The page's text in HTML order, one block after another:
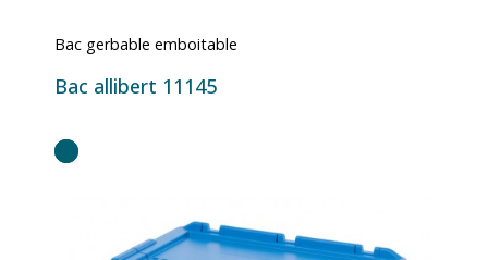
Bac gerbable emboitable
Bac allibert 11145